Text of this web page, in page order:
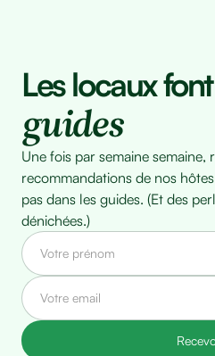
Les locaux
guides
Une fois par semaine semaine,
recommandations de nos
pas dans les guides. (Et des
dénichées.)